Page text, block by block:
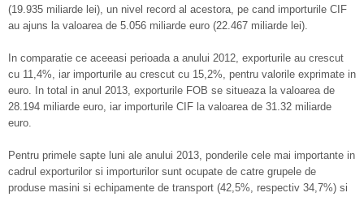
(19.935 miliarde lei), un nivel record al acestora, pe cand importurile CIF
au ajuns la valoarea de 5.056 miliarde euro (22.467 miliarde lei).
In comparatie ce aceeasi perioada a anului 2012, exporturile au crescut
cu 11,4%, iar importurile au crescut cu 15,2%, pentru valorile exprimate in
euro. In total in anul 2013, exporturile FOB se situeaza la valoarea de
28.194 miliarde euro, iar importurile CIF la valoarea de 31.32 miliarde
euro.
Pentru primele sapte luni ale anului 2013, ponderile cele mai importante in
cadrul exporturilor si importurilor sunt ocupate de catre grupele de
produse masini si echipamente de transport (42,5%, respectiv 34,7%) si